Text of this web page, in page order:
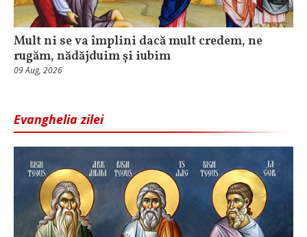
Mult ni se va împlini dacă mult credem, ne
rugăm, nădăjduim și iubim
09 Aug, 2026
Evanghelia zilei